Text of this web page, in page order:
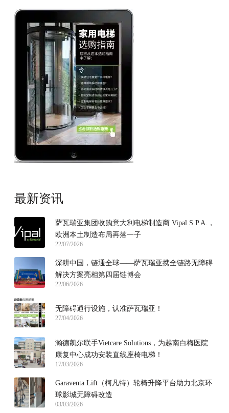
最新资讯
萨瓦瑞亚集团收购意大利电梯制造商 Vipal S.P.A.，
欧洲本土制造布局再落一子
22/07/2026
深耕中国，链通全球——萨瓦瑞亚携全链路无障碍
解决方案亮相第四届链博会
22/06/2026
无障碍通行设施，认准萨瓦瑞亚！
27/04/2026
瀚德凯尔联手Vietcare Solutions，为越南白梅医院
康复中心成功安装直线座椅电梯！
17/03/2026
Garaventa Lift（柯凡特）轮椅升降平台助力北京环
球影城无障碍改造
03/03/2026